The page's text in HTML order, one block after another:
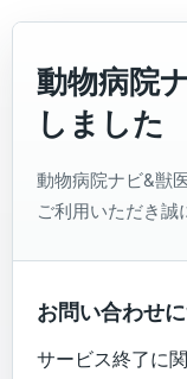
動物病院
しました
動物病院ナビ&獣
ご利用いただき誠
お問い合わせ
サービス終了に